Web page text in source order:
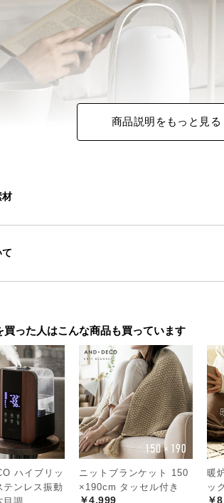
を垂らした水を振動させてミストにする超
然な香りを楽しめます。
商品説明をもっと見る
材
買った人はこんな商品も買っています
ハイブリッ
テンレス振動
ニットブランケット 150
×190cm タッセル付き
￥4,999
暖
ッ
￥